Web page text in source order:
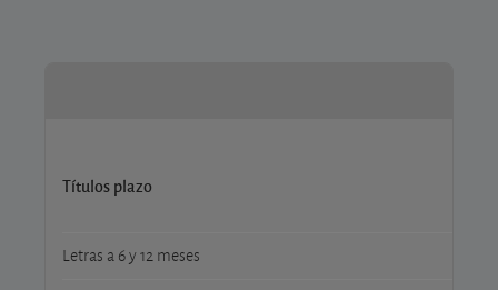
Títulos plazo
Letras a 6 y 12 meses